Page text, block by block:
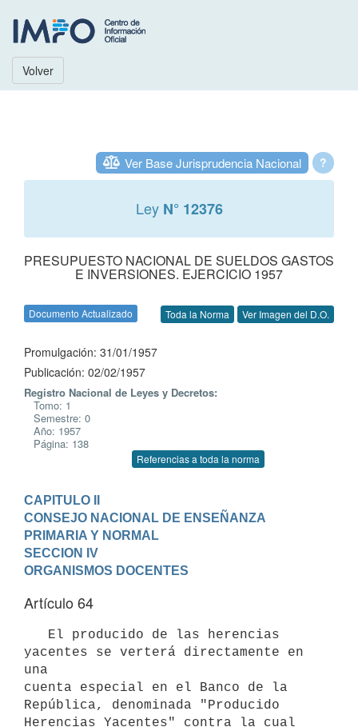
Volver
?
Ver Base Jurisprudencia Nacional
Ley N° 12376
PRESUPUESTO NACIONAL DE SUELDOS GASTOS
E INVERSIONES. EJERCICIO 1957
Documento Actualizado Toda la Norma Ver Imagen del D.O.
Promulgación: 31/01/1957
Publicación: 02/02/1957
Registro Nacional de Leyes y Decretos:
Tomo: 1
Semestre: 0
Año: 1957
Página: 138
Referencias a toda la norma
CAPITULO II
CONSEJO NACIONAL DE ENSEÑANZA
PRIMARIA Y NORMAL
SECCION IV
ORGANISMOS DOCENTES
Artículo 64
yacentes se verterá directamente en
una
cuenta especial en el Banco de la
República, denominada "Producido
Herencias Yacentes" contra la cual